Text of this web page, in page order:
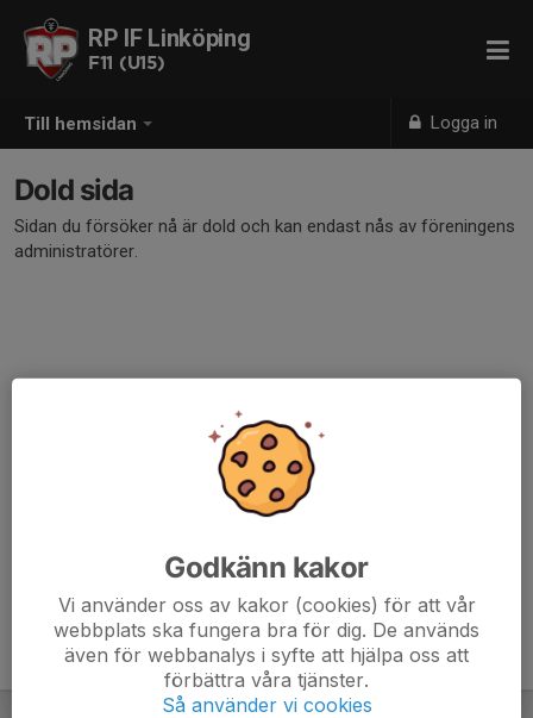
Till hemsidan Logga in
RP IF Linköping
F11 (U15)
Dold sida
Sidan du försöker nå är dold och kan endast nås av föreningens
administratörer.
Godkänn kakor
Vi använder oss av kakor (cookies) för att vår
webbplats ska fungera bra för dig. De används
även för webbanalys i syfte att hjälpa oss att
förbättra våra tjänster.
Så använder vi cookies